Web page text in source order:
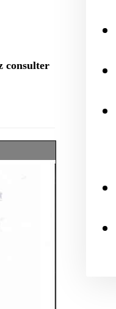
consulter